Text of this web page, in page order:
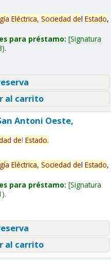
Eléctrica, Sociedad del Estado,
para préstamo: Signatura
al carrito
Antoni Oeste,
del Estado.
Eléctrica, Sociedad del Estado,
para préstamo: Signatura
al carrito